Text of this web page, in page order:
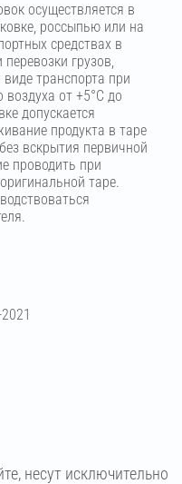
осуществляется в
россыпью или на
средствах в
грузов,
транспорта при
от +5°С до
допускается
продукта в таре
вскрытия первичной
проводить при
таре.
несут исключительно